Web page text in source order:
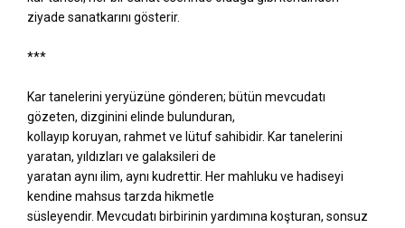
ziyade sanatkarını gösterir.
***
Kar tanelerini yeryüzüne gönderen; bütün mevcudatı
gözeten, dizginini elinde bulunduran,
kollayıp koruyan, rahmet ve lütuf sahibidir. Kar tanelerini
yaratan, yıldızları ve galaksileri de
yaratan aynı ilim, aynı kudrettir. Her mahluku ve hadiseyi
kendine mahsus tarzda hikmetle
süsleyendir. Mevcudatı birbirinin yardımına koşturan, sonsuz